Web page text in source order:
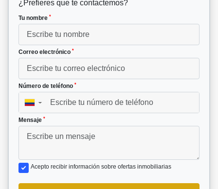
¿Prefieres que te contactemos?
Tu nombre *
Correo electrónico *
Número de teléfono *
▼
Mensaje *
Acepto recibir información sobre ofertas inmobiliarias